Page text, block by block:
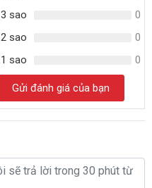
3 sao
0
2 sao
0
1 sao
0
Gửi đánh giá của bạn